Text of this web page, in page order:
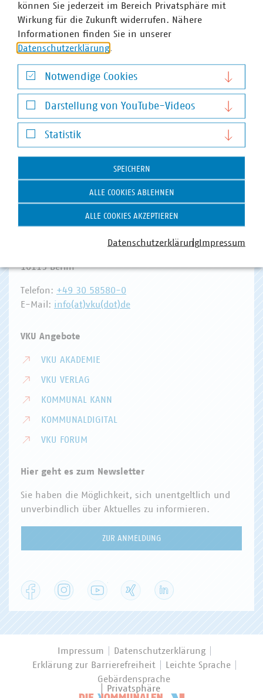
VKU-Bereiche
ENERGIEWIRTSCHAFTWASSER/ABWASSER ABFALLWIRTSCHAFT
RECHT
Zum
Hausanschrift und Kontakt
VKU-Hauptgeschäftsstelle
10115 Berlin
Telefon: +49 30 58580-0
E-Mail: info(at)vku(dot)de
VKU Angebote
VKU AKADEMIE
VKU VERLAG
KOMMUNAL KANN
KOMMUNALDIGITAL
VKU FORUM
Hier geht es zum Newsletter
Sie haben die Möglichkeit, sich unentgeltlich und
unverbindlich über Aktuelles zu informieren.
ZUR ANMELDUNG
Facebook Instagram YouTube
Impressum
Datenschutzerklärung
Erklärung zur Barrierefreiheit
Leichte Sprache
Gebärdensprache
Privatsphäre
können Sie jederzeit im Bereich Privatsphäre mit
Wirkung für die Zukunft widerrufen. Nähere
Informationen finden Sie in unserer
Datenschutzerklärung.
Notwendige Cookies
Notwendige Cookies
Darstellung von YouTube-Videos
Darstellung von YouTube-Videos
Statistik
Statistik
SPEICHERN
ALLE COOKIES ABLEHNEN
ALLE COOKIES AKZEPTIEREN
DatenschutzerklärungImpressum